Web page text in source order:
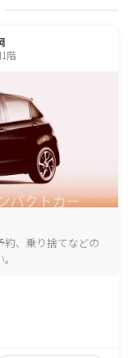
階
約、乗り捨てなどの